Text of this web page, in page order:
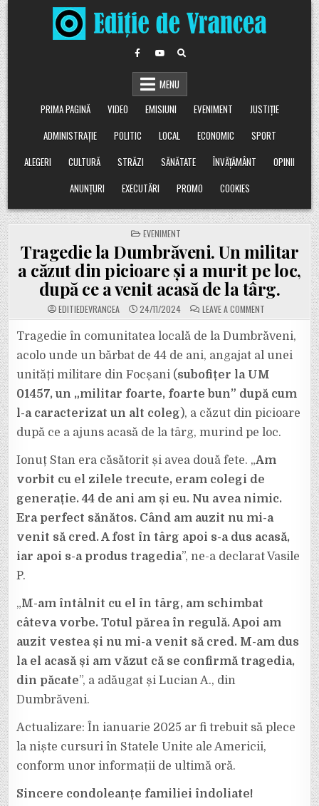
Skip
to
content
MENU
PRIMA PAGINĂ
VIDEO EMISIUNI EVENIMENT
JUSTIȚIE
ADMINISTRAȚIE
POLITIC LOCAL ECONOMIC
SPORT
ALEGERI
CULTURĂ STRĂZI SĂNĂTATE ÎNVĂȚĂMÂNT
OPINII
ANUNȚURI
EXECUTĂRI PROMO COOKIES
POSTED
IN
EVENIMENT
Tragedie la Dumbrăveni. Un militar
a căzut din picioare și a murit pe loc,
după ce a venit acasă de la târg.
EDITIEDEVRANCEA 24/11/2024 LEAVE A COMMENTON
TRAGEDIE
DUMBRĂVENI.
UN
MILITAR
A
CĂZUT
DIN
ȘI
A
MURIT
PE
LOC,
DUPĂ
VENIT
DE
TÂRG.
Tragedie în comunitatea locală de la Dumbrăveni,
acolo unde un bărbat de 44 de ani, angajat al unei
unități militare din Focșani (subofițer la UM
01457, un „militar foarte, foarte bun” după cum
l-a caracterizat un alt coleg), a căzut din picioare
după ce a ajuns acasă de la târg, murind pe loc.
Ionuț Stan era căsătorit și avea două fete. „Am
vorbit cu el zilele trecute, eram colegi de
generație. 44 de ani am și eu. Nu avea nimic.
Era perfect sănătos. Când am auzit nu mi-a
venit să cred. A fost în târg apoi s-a dus acasă,
iar apoi s-a produs tragedia”, ne-a declarat Vasile
P.
„M-am întâlnit cu el în târg, am schimbat
câteva vorbe. Totul părea în regulă. Apoi am
auzit vestea și nu mi-a venit să cred. M-am dus
la el acasă și am văzut că se confirmă tragedia,
din păcate”, a adăugat și Lucian A., din
Dumbrăveni.
Actualizare: În ianuarie 2025 ar fi trebuit să plece
la niște cursuri în Statele Unite ale Americii,
conform unor informații de ultimă oră.
Sincere condoleanțe familiei îndoliate!